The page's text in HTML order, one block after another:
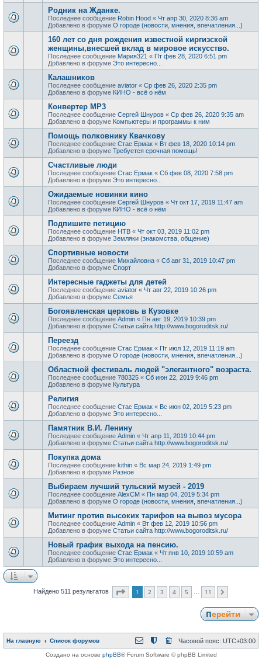
Родник на Жданке.
Последнее сообщение Robin Hood « Чт апр 30, 2020 8:36 am
Добавлено в форуме О городе (новости, мнения, впечатления...)
160 лет со дня рождения известной киргизской
женщины,внесшей вклад в мировое искусство.
Последнее сообщение Мария321 « Пт фев 28, 2020 6:51 pm
Добавлено в форуме Это интересно...
Калашников
Последнее сообщение aviator « Ср фев 26, 2020 2:35 pm
Добавлено в форуме КИНО - всё о нём
Конвертер MP3
Последнее сообщение Сергей Шнуров « Ср фев 26, 2020 9:35 am
Добавлено в форуме Компьютеры и программы к ним
Помощь полковнику Квачкову
Последнее сообщение Стас Ермак « Вт фев 18, 2020 10:14 pm
Добавлено в форуме Требуется срочная помощь!
Счастливые люди
Последнее сообщение Стас Ермак « Сб фев 08, 2020 7:58 pm
Добавлено в форуме Это интересно...
Ожидаемые новинки кино
Последнее сообщение Сергей Шнуров « Чт окт 17, 2019 11:47 am
Добавлено в форуме КИНО - всё о нём
Подпишите петицию
Последнее сообщение НТВ « Чт окт 03, 2019 11:02 pm
Добавлено в форуме Земляки (знакомства, общение)
Спортивные новости
Последнее сообщение Михайловна « Сб авг 31, 2019 10:47 pm
Добавлено в форуме Спорт
Интересные гаджеты для детей
Последнее сообщение aviator « Чт авг 22, 2019 10:26 pm
Добавлено в форуме Семья
Богоявленская церковь в Кузовке
Последнее сообщение Admin « Пн авг 19, 2019 10:39 pm
Добавлено в форуме Статьи сайта http://www.bogoroditsk.ru/
Переезд
Последнее сообщение Стас Ермак « Пт июл 12, 2019 11:19 am
Добавлено в форуме О городе (новости, мнения, впечатления...)
Областной фестиваль людей "элегантного" возраста.
Последнее сообщение 780325 « Сб июн 22, 2019 9:46 pm
Добавлено в форуме Культура
Религия
Последнее сообщение Стас Ермак « Вс июн 02, 2019 5:23 pm
Добавлено в форуме Это интересно...
Памятник В.И. Ленину
Последнее сообщение Admin « Чт апр 11, 2019 10:44 pm
Добавлено в форуме Статьи сайта http://www.bogoroditsk.ru/
Покупка дома
Последнее сообщение kithin « Вс мар 24, 2019 1:49 pm
Добавлено в форуме Разное
Выбираем лучший тульский музей - 2019
Последнее сообщение AlexCM « Пн мар 04, 2019 5:34 pm
Добавлено в форуме О городе (новости, мнения, впечатления...)
Митинг против высоких тарифов на вывоз мусора
Последнее сообщение Admin « Вт фев 12, 2019 10:56 pm
Добавлено в форуме Статьи сайта http://www.bogoroditsk.ru/
Новый график выхода на пенсию.
Последнее сообщение Стас Ермак « Чт янв 10, 2019 10:59 am
Добавлено в форуме Это интересно...
Найдено 511 результатов Страница из
1 2 3 4 5 11
Перейти
На главную Список форумов Часовой пояс: UTC+03:00
Создано на основе phpBB® Forum Software © phpBB Limited